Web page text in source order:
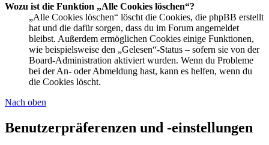
Wozu ist die Funktion „Alle Cookies löschen“?
„Alle Cookies löschen“ löscht die Cookies, die phpBB erstellt
hat und die dafür sorgen, dass du im Forum angemeldet
bleibst. Außerdem ermöglichen Cookies einige Funktionen,
wie beispielsweise den „Gelesen“-Status – sofern sie von der
Board-Administration aktiviert wurden. Wenn du Probleme
bei der An- oder Abmeldung hast, kann es helfen, wenn du
die Cookies löscht.
Nach oben
Benutzerpräferenzen und -einstellungen